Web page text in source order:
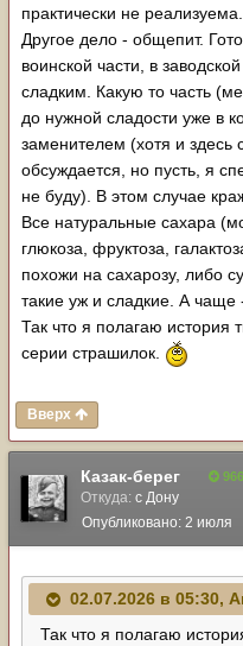
практически не реализуема.
Другое дело - общепит.
воинской части, в
сладким. Какую то часть
до нужной сладости уже в
заменителем (хотя и здесь
обсуждается, но пусть, я
не буду). В этом случае
Все натуральные сахара
глюкоза, фруктоза,
похожи на сахарозу, либо
такие уж и сладкие. А чаще
Так что я полагаю история
серии страшилок.
Вверх
Казак-берег 966
Откуда: с Дону
Опубликовано: 2 июля
02.07.2026 в 05:30,
Так что я полагаю